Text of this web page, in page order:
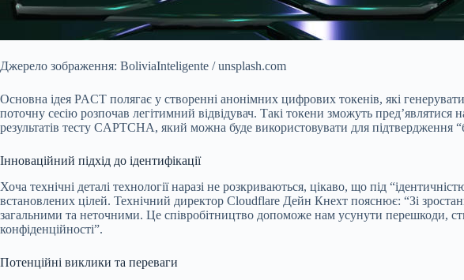
Джерело зображення: BoliviaInteligente / unsplash.com
Основна ідея PACT полягає у створенні анонімних цифрових токенів, які
поточну сесію розпочав легітимний відвідувач. Такі токени зможуть
результатів тесту CAPTCHA, який можна буде використовувати для підтвердження
Інноваційний підхід до ідентифікації
Хоча технічні деталі технології наразі не розкриваються, цікаво, що під
встановлених цілей. Технічний директор Cloudflare Дейн Кнехт пояснює: “Зі
загальними та неточними. Це співробітництво допоможе нам усунути перешкоди,
конфіденційності”.
Потенційні виклики та переваги